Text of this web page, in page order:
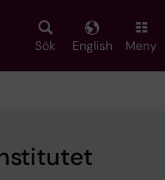
Sök English Meny